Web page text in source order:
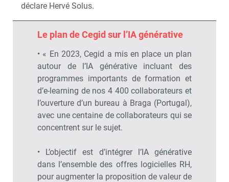
déclare Hervé Solus.
Le plan de Cegid sur l’IA générative
• « En 2023, Cegid a mis en place un plan
autour de l’IA générative incluant des
programmes importants de formation et
d’e-learning de nos 4 400 collaborateurs et
l’ouverture d’un bureau à Braga (Portugal),
avec une centaine de collaborateurs qui se
concentrent sur le sujet.
• L’objectif est d’intégrer l’IA générative
dans l’ensemble des offres logicielles RH,
pour augmenter la proposition de valeur de